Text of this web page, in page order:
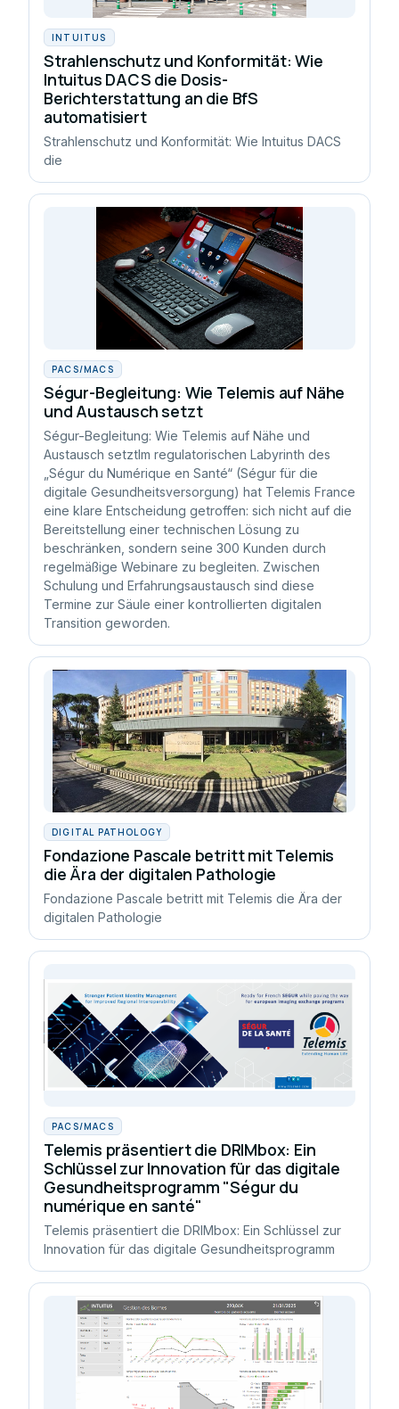
INTUITUS
Strahlenschutz und Konformität: Wie
Intuitus DACS die Dosis-
Berichterstattung an die BfS
automatisiert
Strahlenschutz und Konformität: Wie Intuitus DACS
die
PACS/MACS
Ségur-Begleitung: Wie Telemis auf Nähe
und Austausch setzt
Ségur-Begleitung: Wie Telemis auf Nähe und
Austausch setztIm regulatorischen Labyrinth des
„Ségur du Numérique en Santé“ (Ségur für die
digitale Gesundheitsversorgung) hat Telemis France
eine klare Entscheidung getroffen: sich nicht auf die
Bereitstellung einer technischen Lösung zu
beschränken, sondern seine 300 Kunden durch
regelmäßige Webinare zu begleiten. Zwischen
Schulung und Erfahrungsaustausch sind diese
Termine zur Säule einer kontrollierten digitalen
Transition geworden.
DIGITAL PATHOLOGY
Fondazione Pascale betritt mit Telemis
die Ära der digitalen Pathologie
Fondazione Pascale betritt mit Telemis die Ära der
digitalen Pathologie
PACS/MACS
Telemis präsentiert die DRIMbox: Ein
Schlüssel zur Innovation für das digitale
Gesundheitsprogramm "Ségur du
numérique en santé"
Telemis präsentiert die DRIMbox: Ein Schlüssel zur
Innovation für das digitale Gesundheitsprogramm